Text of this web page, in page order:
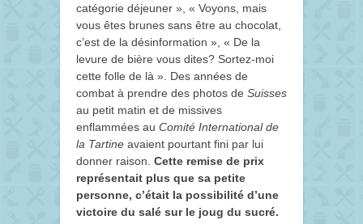
catégorie déjeuner », « Voyons, mais
vous êtes brunes sans être au chocolat,
c’est de la désinformation », « De la
levure de bière vous dites? Sortez-moi
cette folle de là ». Des années de
combat à prendre des photos de Suisses
au petit matin et de missives
enflammées au Comité International de
la Tartine avaient pourtant fini par lui
donner raison. Cette remise de prix
représentait plus que sa petite
personne, c’était la possibilité d’une
victoire du salé sur le joug du sucré.